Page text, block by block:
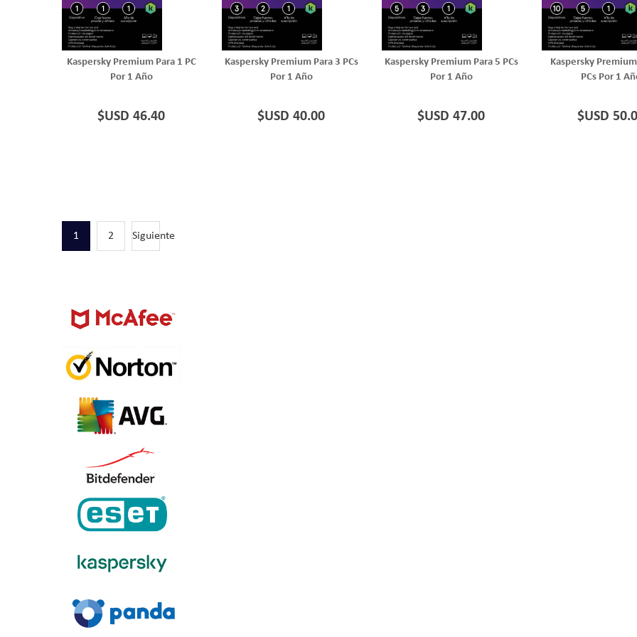
Kaspersky Premium Para 1 PC
Por 1 Año
$USD 46.40
Kaspersky Premium Para 3 PCs
Por 1 Año
$USD 40.00
Kaspersky Premium Para 5 PCs
Por 1 Año
$USD 47.00
Kaspersky
PCs Por 1
$USD
1 2 Siguiente